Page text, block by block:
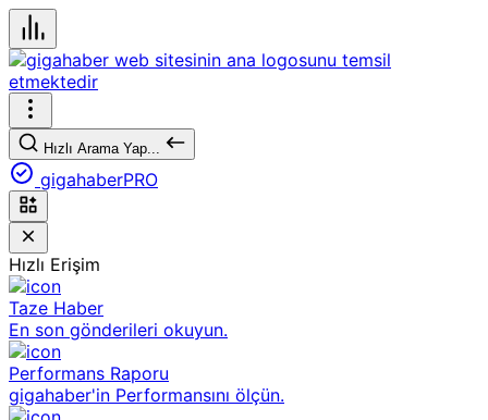
Hızlı Arama Yap...
gigahaberPRO
Hızlı Erişim
Taze Haber
En son gönderileri okuyun.
Performans Raporu
gigahaber'in Performansını ölçün.